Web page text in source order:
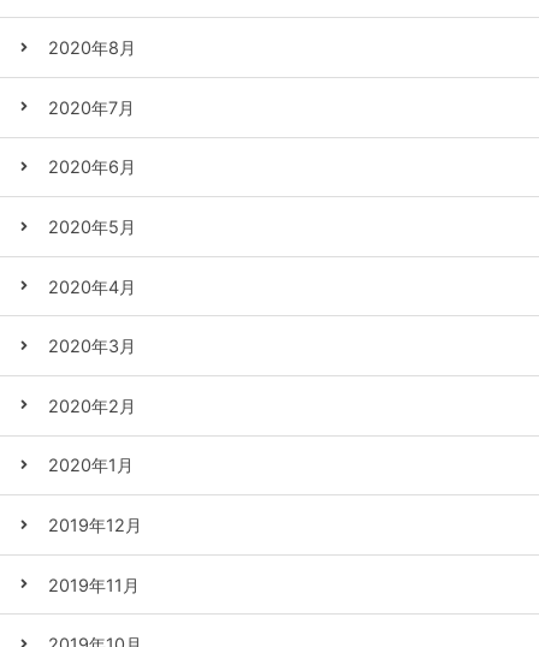
2020年8月
2020年7月
2020年6月
2020年5月
2020年4月
2020年3月
2020年2月
2020年1月
2019年12月
2019年11月